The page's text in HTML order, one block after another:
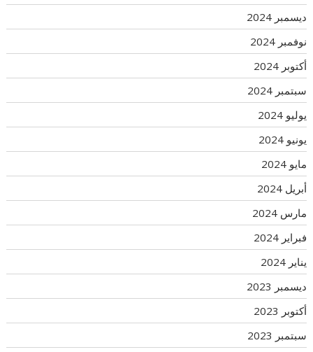
ديسمبر 2024
نوفمبر 2024
أكتوبر 2024
سبتمبر 2024
يوليو 2024
يونيو 2024
مايو 2024
أبريل 2024
مارس 2024
فبراير 2024
يناير 2024
ديسمبر 2023
أكتوبر 2023
سبتمبر 2023